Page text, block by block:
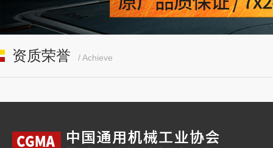
资质荣誉 / Achieve